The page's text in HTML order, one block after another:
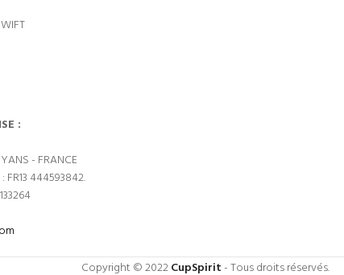
:
- FRANCE
FR13 444593842.
Copyright © 2022CupSpirit - Tous droits réservés.